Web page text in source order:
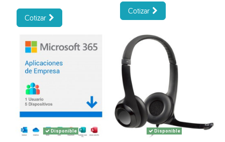
Cotizar
Cotizar
Disponible Disponible